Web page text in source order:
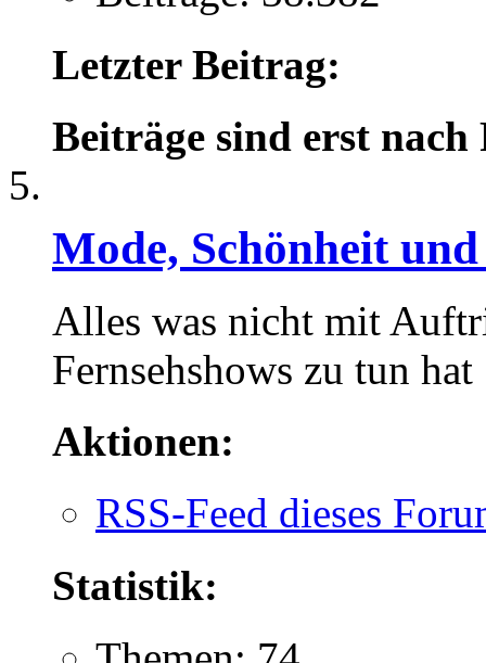
Letzter Beitrag:
Beiträge sind erst
Mode, Schönheit
Alles was nicht mit
Fernsehshows zu tun hat
Aktionen:
RSS-Feed dieses
Statistik: